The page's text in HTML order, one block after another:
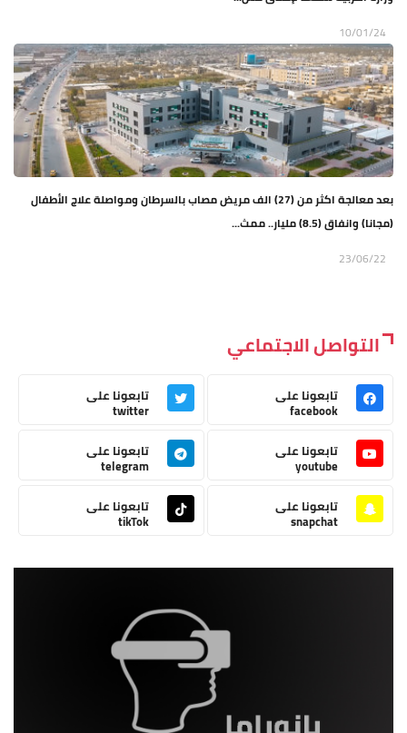
10/01/24
بعد معالجة اكثر من (27) الف مريض مصاب بالسرطان ومواصلة علاج الأطفال
(مجانا) وانفاق (8.5) مليار.. ممث...
23/06/22
التواصل الاجتماعي
تابعونا على
facebook
تابعونا على
twitter
تابعونا على
youtube
تابعونا على
telegram
تابعونا على
snapchat
تابعونا على
tikTok